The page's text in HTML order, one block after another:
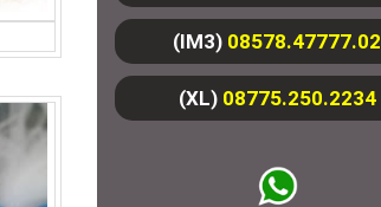
(IM3) 08578.47777.02
(XL) 08775.250.2234